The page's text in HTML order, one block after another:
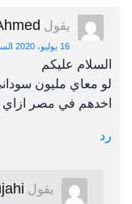
يقول
16 يوليو، 2020 الساعة 10:34 ص
السلام عليكم
لو معاي مليون
اخدهم في مصر ازاي
رد
يقول